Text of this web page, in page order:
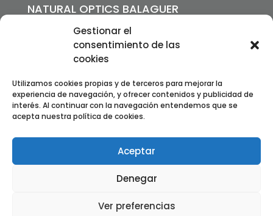
Gestionar el
consentimiento de las
cookies
Utilizamos cookies propias y de terceros para mejorar la
experiencia de navegación, y ofrecer contenidos y publicidad de
interés. Al continuar con la navegación entendemos que se
acepta nuestra política de cookies.
Aceptar
Denegar
Ver preferencias
NATURAL OPTICS BALAGUER
Passeig de l’Estació, 11
25600 Balaguer, Lleida
973 443 691
Política de privacitat
Política de cookies
Termes i condicions
Dret de desistiment